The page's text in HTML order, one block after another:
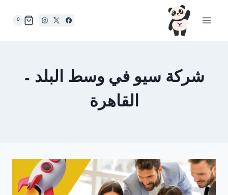
0
شركة سيو في وسط البلد –
القاهرة